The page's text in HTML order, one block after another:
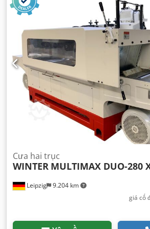
Leipzig 9.204 km
Cưa hai trục
WINTER MULTIMAX DUO-280
giá cố